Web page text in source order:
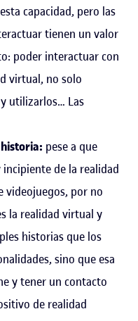
capacidad, pero las
tienen un valor
poder interactuar con
virtual, no solo
utilizarlos… Las
historia: pese a que
de la realidad
videojuegos, por no
la realidad virtual y
historias que los
sino que esa
y tener un contacto
de realidad